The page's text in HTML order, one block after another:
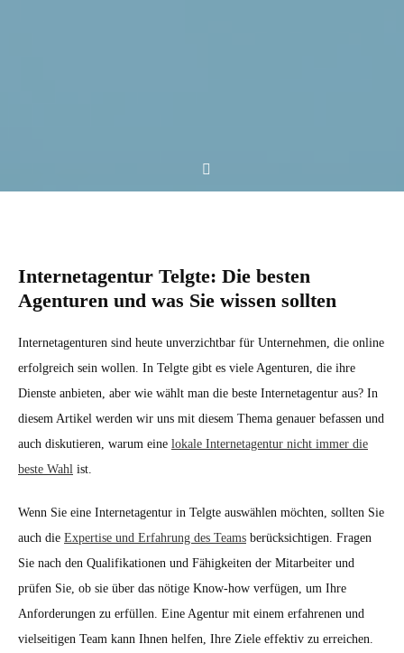
Internetagentur Telgte: Die besten
Agenturen und was Sie wissen sollten
Internetagenturen sind heute unverzichtbar für Unternehmen, die online
erfolgreich sein wollen. In Telgte gibt es viele Agenturen, die ihre
Dienste anbieten, aber wie wählt man die beste Internetagentur aus? In
diesem Artikel werden wir uns mit diesem Thema genauer befassen und
auch diskutieren, warum eine lokale Internetagentur nicht immer die
beste Wahl ist.
Wenn Sie eine Internetagentur in Telgte auswählen möchten, sollten Sie
auch die Expertise und Erfahrung des Teams berücksichtigen. Fragen
Sie nach den Qualifikationen und Fähigkeiten der Mitarbeiter und
prüfen Sie, ob sie über das nötige Know-how verfügen, um Ihre
Anforderungen zu erfüllen. Eine Agentur mit einem erfahrenen und
vielseitigen Team kann Ihnen helfen, Ihre Ziele effektiv zu erreichen.